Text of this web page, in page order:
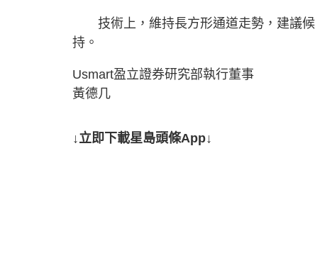
技術上，維持長方形通道走勢，建議候
持。
Usmart盈立證券研究部執行董事
黃德几
↓立即下載星島頭條App↓